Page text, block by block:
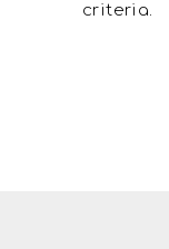
criteria.